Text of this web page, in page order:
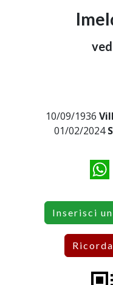
10/09/1936
01/02/2024
Inserisci